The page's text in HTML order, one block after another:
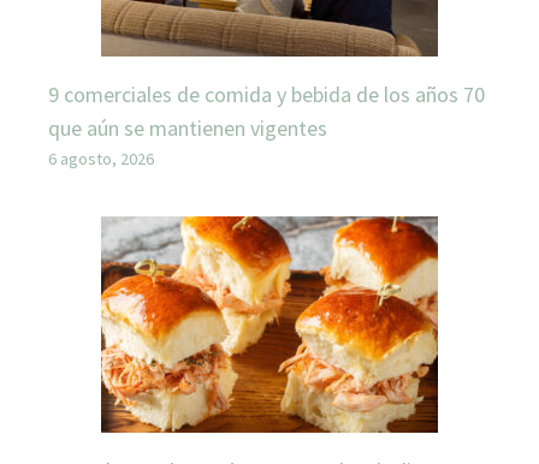
9 comerciales de comida y bebida de los años 70
que aún se mantienen vigentes
6 agosto, 2026